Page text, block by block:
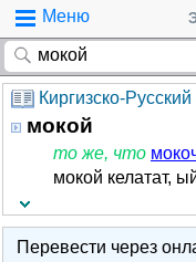
Меню
Киргизско-
мокой
то же, что
мокой келатат,
Перевести через